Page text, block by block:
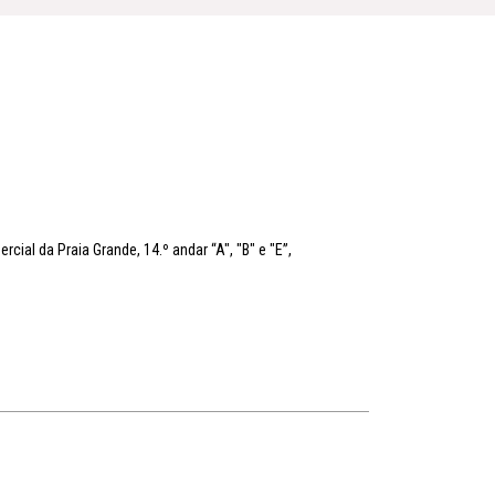
da Praia Grande, 14.º andar “A", "B" e "E”,